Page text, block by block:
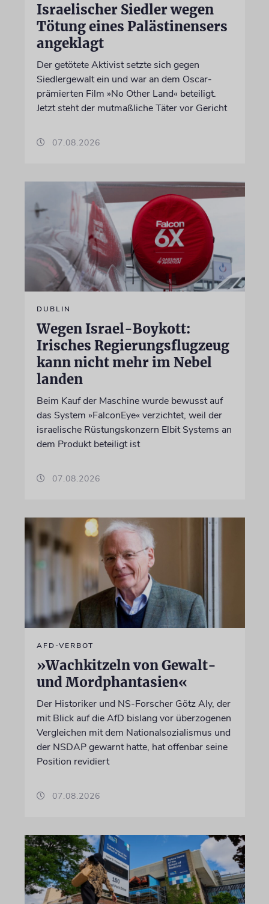
Israelischer Siedler wegen
Tötung eines Palästinensers
angeklagt
Der getötete Aktivist setzte sich gegen
Siedlergewalt ein und war an dem Oscar-
prämierten Film »No Other Land« beteiligt.
Jetzt steht der mutmaßliche Täter vor Gericht
07.08.2026
DUBLIN
Wegen Israel-Boykott:
Irisches Regierungsflugzeug
kann nicht mehr im Nebel
landen
Beim Kauf der Maschine wurde bewusst auf
das System »FalconEye« verzichtet, weil der
israelische Rüstungskonzern Elbit Systems an
dem Produkt beteiligt ist
07.08.2026
AFD-VERBOT
»Wachkitzeln von Gewalt-
und Mordphantasien«
Der Historiker und NS-Forscher Götz Aly, der
mit Blick auf die AfD bislang vor überzogenen
Vergleichen mit dem Nationalsozialismus und
der NSDAP gewarnt hatte, hat offenbar seine
Position revidiert
07.08.2026